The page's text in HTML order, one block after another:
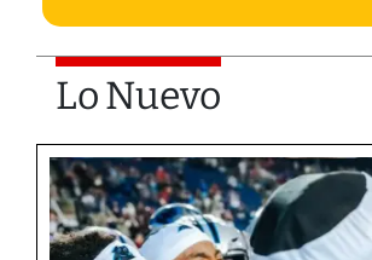
Lo Nuevo